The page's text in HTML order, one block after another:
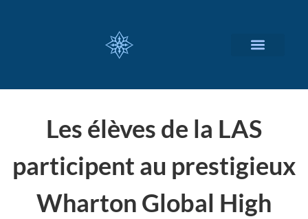
Les élèves de la LAS
participent au prestigieux
Wharton Global High